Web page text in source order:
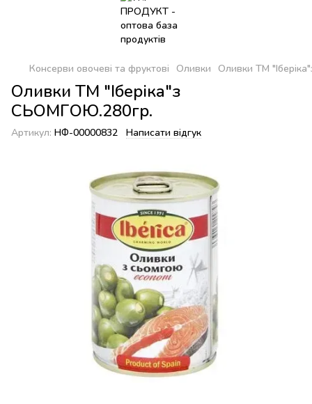
Консерви овочеві та фруктові Оливки Оливки ТМ
Оливки ТМ "Іберіка"з
СЬОМГОЮ.280гр.
Артикул: НФ-00000832 Написати відгук